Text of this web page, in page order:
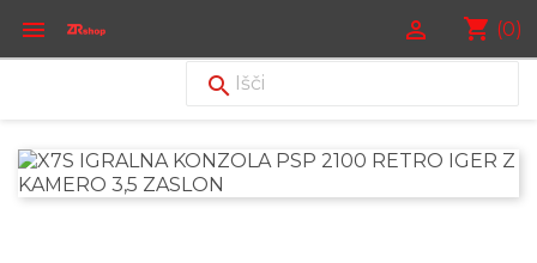
 shopping_cart (0)

